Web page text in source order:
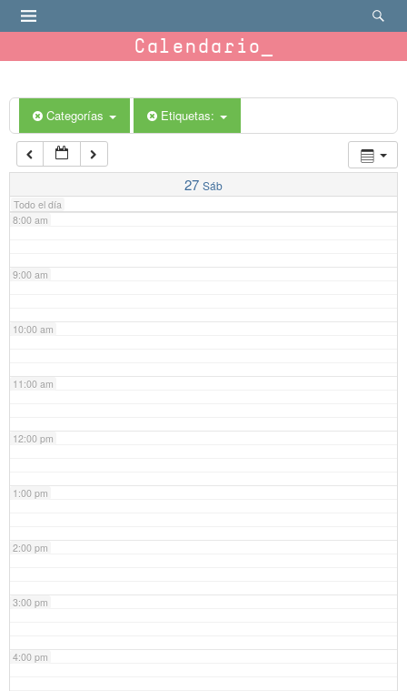
Calendario
Categorías Etiquetas:
27 Sáb
Todo el día
6:00 am
7:00 am
8:00 am
9:00 am
10:00 am
11:00 am
12:00 pm
1:00 pm
2:00 pm
3:00 pm
4:00 pm